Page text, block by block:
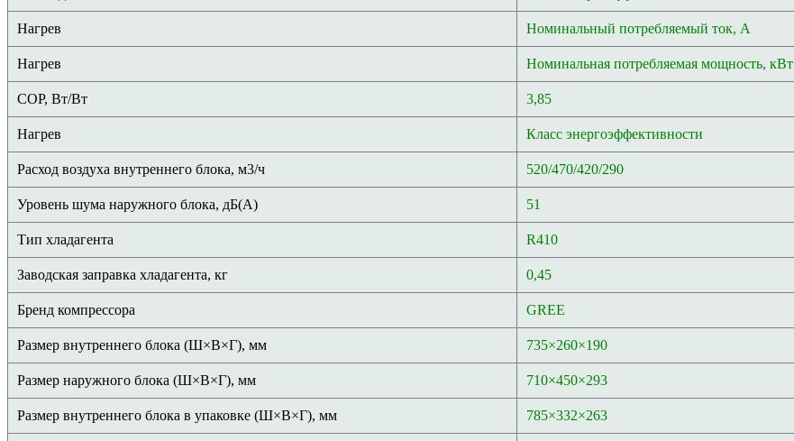
Нагрев Номинальный потребляемый ток, А
Нагрев Номинальная потребляемая мощность, кВт
COP, Вт/Вт 3,85
Нагрев Класс энергоэффективности
Расход воздуха внутреннего блока, м3/ч 520/470/420/290
Уровень шума наружного блока, дБ(А) 51
Тип хладагента R410
Заводская заправка хладагента, кг 0,45
Бренд компрессора GREE
Размер внутреннего блока (Ш×В×Г), мм 735×260×190
Размер наружного блока (Ш×В×Г), мм 710×450×293
Размер внутреннего блока в упаковке (Ш×В×Г), мм 785×332×263